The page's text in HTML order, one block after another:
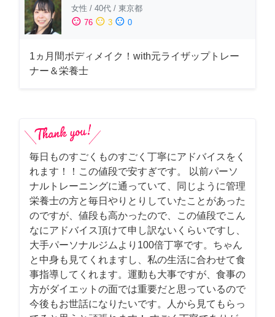
女性 / 40代 / 東京都
sentiment_satisfied 76 sentiment_neutral 3 sentiment_dissatisfied 0
1ヵ月間ボディメイク！with元ライザップトレー
ナー＆栄養士
毎日ものすごくものすごく丁寧にアドバイスをく
れます！！この値段で安すぎです。 以前パーソ
ナルトレーニングに通っていて、同じように管理
栄養士の方と毎日やりとりしていたことがあった
のですが、値段も高かったので、この値段でこん
なにアドバイス頂けて申し訳ないくらいですし、
大手パーソナルジムより100倍丁寧です。ちゃん
と中身も見てくれますし、私の生活に合わせて食
事指導してくれます。運動も大事ですが、食事の
方がダイエットの面では重要だと思っているので
今後もお世話になりたいです。人から見てもらっ